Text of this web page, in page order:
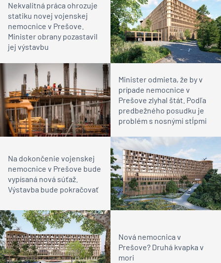
Nekvalitná práca ohrozuje
statiku novej vojenskej
nemocnice v Prešove.
Minister obrany pozastavil
jej výstavbu
Minister odmieta, že by v
prípade nemocnice v
Prešove zlyhal štát. Podľa
predbežného posudku je
problém s nosnými stĺpmi
Na dokončenie vojenskej
nemocnice v Prešove bude
vypísaná nová súťaž.
Výstavba bude pokračovať
Nová nemocnica v
Prešove? Druhá kvapka v
mori